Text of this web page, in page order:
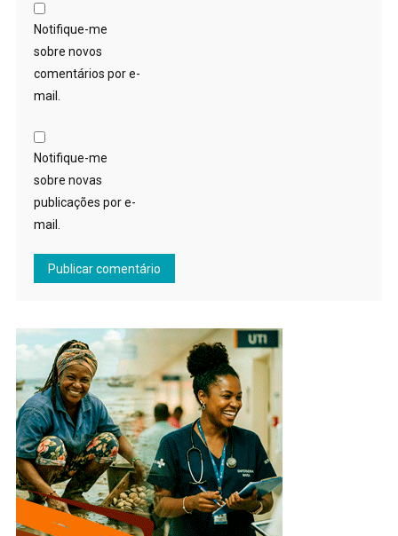
Notifique-me
sobre novos
comentários por e-
mail.
Notifique-me
sobre novas
publicações por e-
mail.